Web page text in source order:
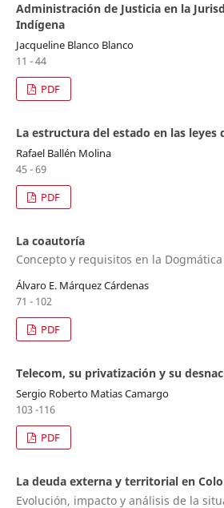
Administración de Justicia en la
Indígena
Jacqueline Blanco Blanco
11 - 44
PDF
La estructura del estado en las leyes
Rafael Ballén Molina
45 - 69
PDF
La coautoría
Concepto y requisitos en la Dogmática
Álvaro E. Márquez Cárdenas
71 - 102
PDF
Telecom, su privatización y su
Sergio Roberto Matias Camargo
103 -116
PDF
La deuda externa y territorial en
Evolución, impacto y análisis de la